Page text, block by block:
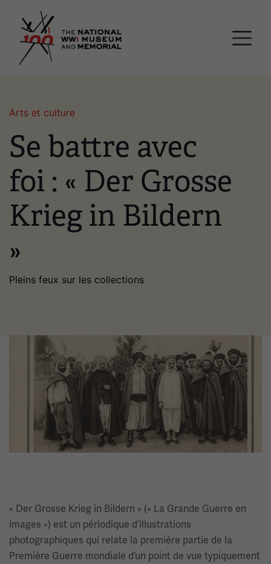
Arts et culture
Se battre avec
foi : « Der Grosse
Krieg in Bildern
»
Pleins feux sur les collections
Image(s)
« Der Grosse Krieg in Bildern » (« La Grande Guerre en
images ») est un périodique d’illustrations
photographiques qui relate la première partie de la
Première Guerre mondiale d’un point de vue typiquement